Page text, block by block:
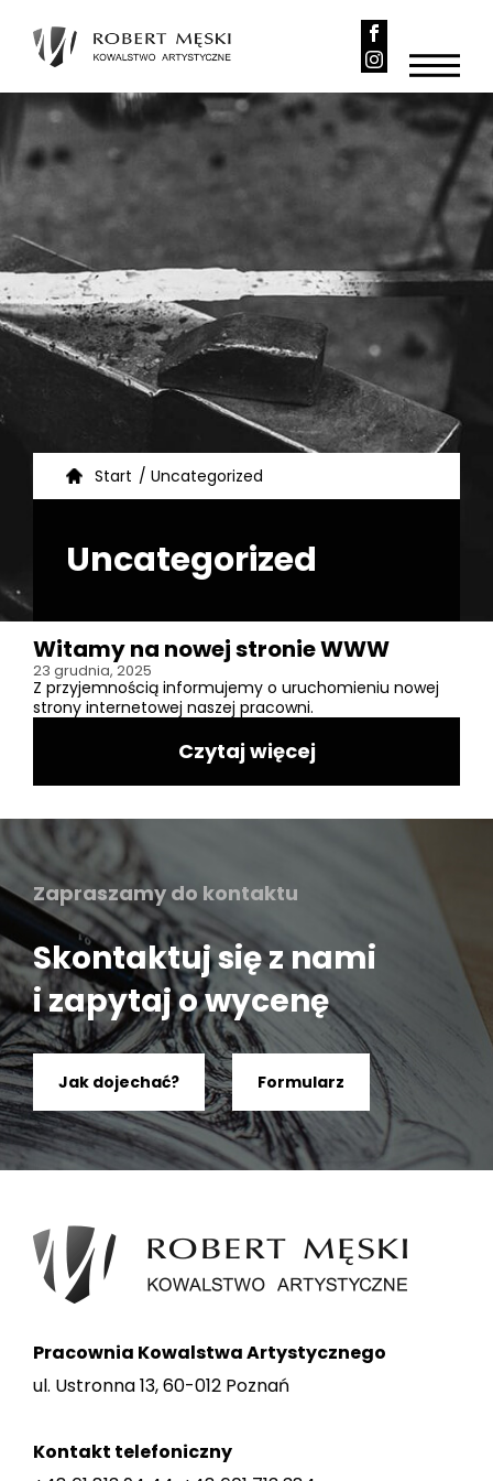
Start / Uncategorized
Uncategorized
Witamy na nowej stronie WWW
23 grudnia, 2025
Z przyjemnością informujemy o uruchomieniu nowej
strony internetowej naszej pracowni.
Czytaj więcej
Zapraszamy do kontaktu
Skontaktuj się z nami
i zapytaj o wycenę
Jak dojechać? Formularz
Pracownia Kowalstwa Artystycznego
ul. Ustronna 13, 60-012 Poznań
Kontakt telefoniczny